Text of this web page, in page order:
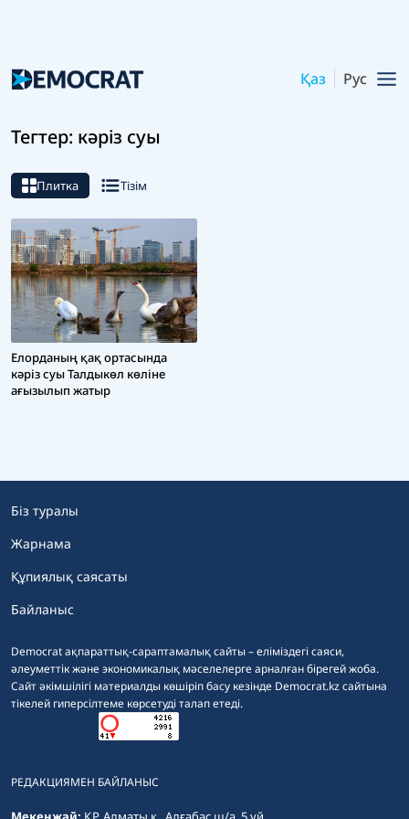
Қаз Рус
Тегтер: кәріз суы
Плитка Тізім
Елорданың қақ ортасында
кәріз суы Талдыкөл көліне
ағызылып жатыр
Democrat ақпараттық-сараптамалық сайты – еліміздегі саяси,
әлеуметтік және экономикалық мәселелерге арналған бірегей жоба.
Сайт әкімшілігі материалды көшіріп басу кезінде Democrat.kz сайтына
тікелей гиперсілтеме көрсетуді талап етеді.
Біз туралы
Жарнама
Құпиялық саясаты
Байланыс
РЕДАКЦИЯМЕН БАЙЛАНЫС